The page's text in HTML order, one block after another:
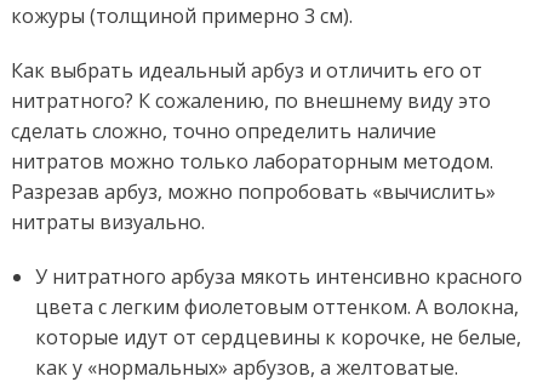
кожуры (толщиной примерно 3 см).
Как выбрать идеальный арбуз и отличить его от
нитратного? К сожалению, по внешнему виду это
сделать сложно, точно определить наличие
нитратов можно только лабораторным методом.
Разрезав арбуз, можно попробовать «вычислить»
нитраты визуально.
У нитратного арбуза мякоть интенсивно красного
цвета с легким фиолетовым оттенком. А волокна,
которые идут от сердцевины к корочке, не белые,
как у «нормальных» арбузов, а желтоватые.